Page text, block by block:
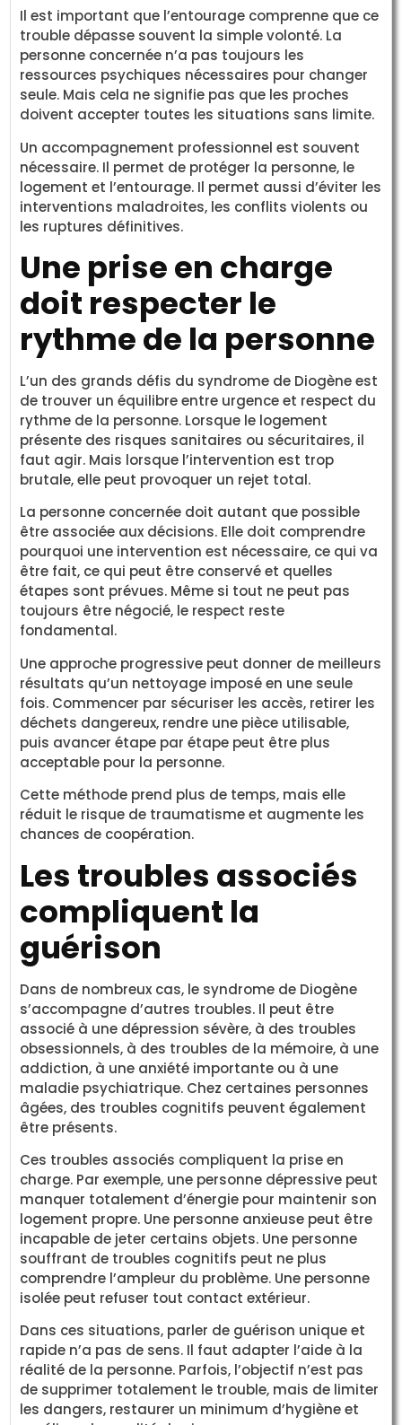
Il est important que l’entourage comprenne que ce
trouble dépasse souvent la simple volonté. La
personne concernée n’a pas toujours les
ressources psychiques nécessaires pour changer
seule. Mais cela ne signifie pas que les proches
doivent accepter toutes les situations sans limite.
Un accompagnement professionnel est souvent
nécessaire. Il permet de protéger la personne, le
logement et l’entourage. Il permet aussi d’éviter les
interventions maladroites, les conflits violents ou
les ruptures définitives.
Une prise en charge
doit respecter le
rythme de la personne
L’un des grands défis du syndrome de Diogène est
de trouver un équilibre entre urgence et respect du
rythme de la personne. Lorsque le logement
présente des risques sanitaires ou sécuritaires, il
faut agir. Mais lorsque l’intervention est trop
brutale, elle peut provoquer un rejet total.
La personne concernée doit autant que possible
être associée aux décisions. Elle doit comprendre
pourquoi une intervention est nécessaire, ce qui va
être fait, ce qui peut être conservé et quelles
étapes sont prévues. Même si tout ne peut pas
toujours être négocié, le respect reste
fondamental.
Une approche progressive peut donner de meilleurs
résultats qu’un nettoyage imposé en une seule
fois. Commencer par sécuriser les accès, retirer les
déchets dangereux, rendre une pièce utilisable,
puis avancer étape par étape peut être plus
acceptable pour la personne.
Cette méthode prend plus de temps, mais elle
réduit le risque de traumatisme et augmente les
chances de coopération.
Les troubles associés
compliquent la
guérison
Dans de nombreux cas, le syndrome de Diogène
s’accompagne d’autres troubles. Il peut être
associé à une dépression sévère, à des troubles
obsessionnels, à des troubles de la mémoire, à une
addiction, à une anxiété importante ou à une
maladie psychiatrique. Chez certaines personnes
âgées, des troubles cognitifs peuvent également
être présents.
Ces troubles associés compliquent la prise en
charge. Par exemple, une personne dépressive peut
manquer totalement d’énergie pour maintenir son
logement propre. Une personne anxieuse peut être
incapable de jeter certains objets. Une personne
souffrant de troubles cognitifs peut ne plus
comprendre l’ampleur du problème. Une personne
isolée peut refuser tout contact extérieur.
Dans ces situations, parler de guérison unique et
rapide n’a pas de sens. Il faut adapter l’aide à la
réalité de la personne. Parfois, l’objectif n’est pas
de supprimer totalement le trouble, mais de limiter
les dangers, restaurer un minimum d’hygiène et